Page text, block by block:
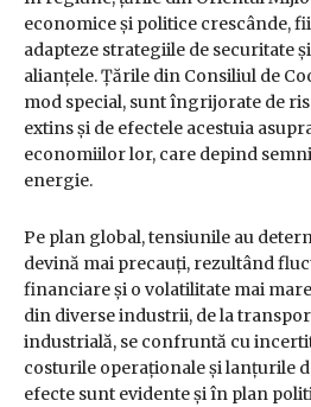
economice și politice crescânde,
adapteze strategiile de securitate
alianțele. Țările din Consiliul de
mod special, sunt îngrijorate de
extins și de efectele acestuia
economiilor lor, care depind
energie.
Pe plan global, tensiunile au
devină mai precauți, rezultând
financiare și o volatilitate mai
din diverse industrii, de la
industrială, se confruntă cu
costurile operaționale și lanțurile
efecte sunt evidente și în plan